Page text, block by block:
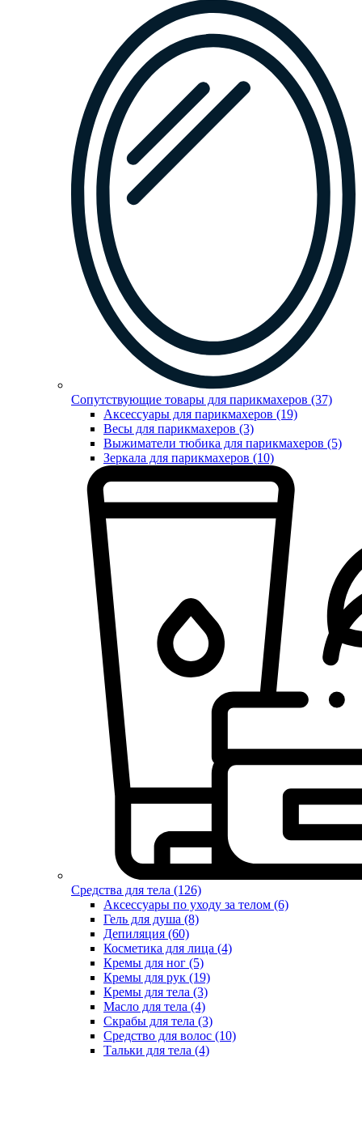
Сопутствующие товары для парикмахеров (37)
Аксессуары для парикмахеров (19)
Весы для парикмахеров (3)
Выжиматели тюбика для парикмахеров (5)
Зеркала для парикмахеров (10)
Средства для тела (126)
Аксессуары по уходу за телом (6)
Гель для душа (8)
Депиляция (60)
Косметика для лица (4)
Кремы для ног (5)
Кремы для рук (19)
Кремы для тела (3)
Масло для тела (4)
Скрабы для тела (3)
Средство для волос (10)
Тальки для тела (4)